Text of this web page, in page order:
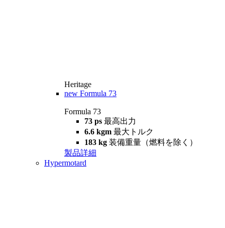
Heritage
new Formula 73
Formula 73
73 ps 最高出力
6.6 kgm 最大トルク
183 kg 装備重量（燃料を除く）
製品詳細
Hypermotard